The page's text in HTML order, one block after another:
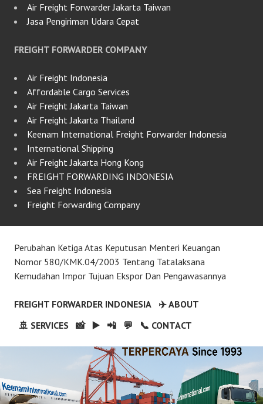
Air Freight Forwarder Jakarta Taiwan
Jasa Pengiriman Udara Cepat
FREIGHT FORWARDER COMPANY
Air Freight Indonesia
Affordable Cargo Services
Air Freight Jakarta Taiwan
Air Freight Jakarta Thailand
Keenam International Freight Forwarder Indonesia
International Shipping
Air Freight Jakarta Hong Kong
FREIGHT FORWARDING INDONESIA
Sea Freight Indonesia
Freight Forwarding Company
Perubahan Ketiga Atas Keputusan Menteri Keuangan
Nomor 580/KMK.04/2003 Tentang Tatalaksana
Kemudahan Impor Tujuan Ekspor Dan Pengawasannya
FREIGHT FORWARDER INDONESIA
✈️ ABOUT
🚢 SERVICES
📸 ▶️ 📲 💬 📞 CONTACT